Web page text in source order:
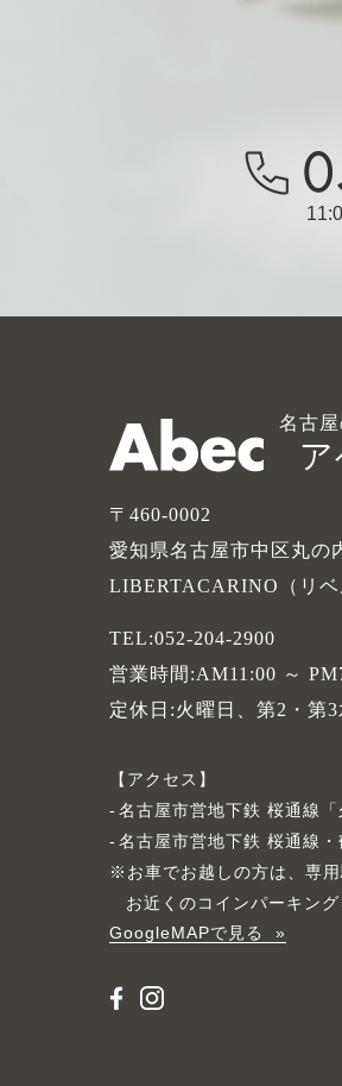
名古
ア
〒460-0002
愛知県名古屋市中区丸の
LIBERTACARINO（リ
TEL:052-204-2900
営業時間:AM11:00 ～
定休日:火曜日、第2・第3
アクセス
名古屋市営地下鉄 桜通線
名古屋市営地下鉄 桜通線
※お車でお越しの方は、専
お近くのコインパーキング
GoogleMAPで見る